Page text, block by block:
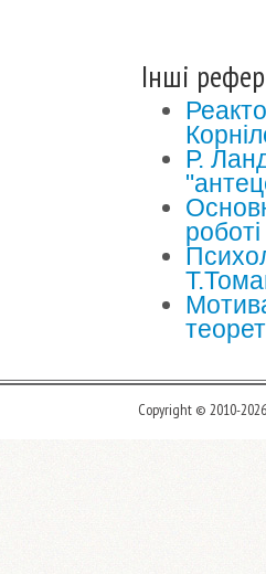
Інші
Р.
Copyright © 2010-